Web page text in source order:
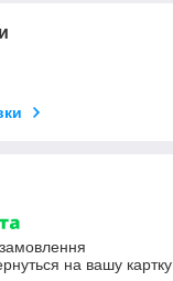
на вашу картку